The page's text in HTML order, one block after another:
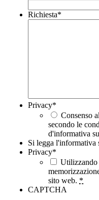
Richiesta*
Privacy*
Consenso
secondo le
d'informativa
Si legga l'informativa
Privacy*
Utilizzando
sito web. *
CAPTCHA